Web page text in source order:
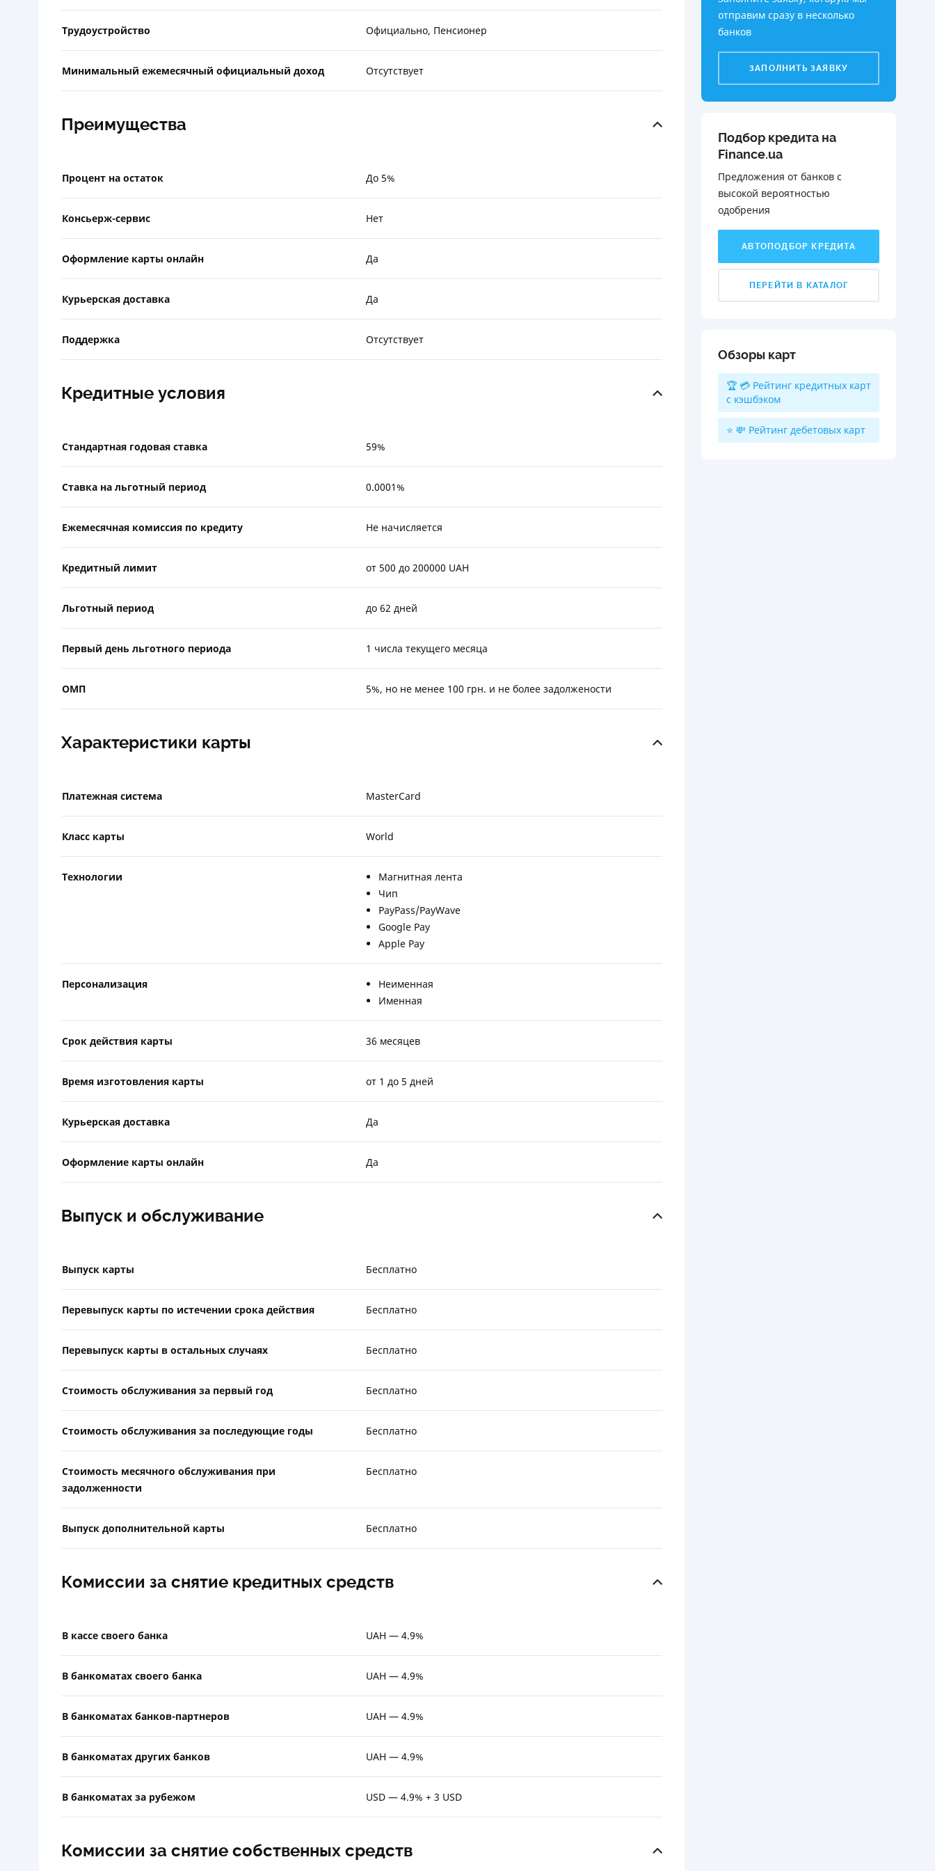
Трудоустройство Официально, Пенсионер
Минимальный ежемесячный официальный доход Отсутствует
Преимущества
Процент на остаток До 5%
Консьерж-сервис Нет
Оформление карты онлайн Да
Курьерская доставка Да
Поддержка Отсутствует
Кредитные условия
Стандартная годовая ставка 59%
Ставка на льготный период 0.0001%
Ежемесячная комиссия по кредиту Не начисляется
Кредитный лимит от 500 до 200000 UAH
Льготный период до 62 дней
Первый день льготного периода 1 числа текущего месяца
ОМП 5%, но не менее 100 грн. и не более задолжености
Характеристики карты
Платежная система MasterCard
Класс карты World
Технологии
Магнитная лента
Чип
PayPass/PayWave
Google Pay
Apple Pay
Персонализация
Неименная
Именная
Срок действия карты 36 месяцев
Время изготовления карты от 1 до 5 дней
Курьерская доставка Да
Оформление карты онлайн Да
Выпуск и обслуживание
Выпуск карты Бесплатно
Перевыпуск карты по истечении срока действия Бесплатно
Перевыпуск карты в остальных случаях Бесплатно
Стоимость обслуживания за первый год Бесплатно
Стоимость обслуживания за последующие годы Бесплатно
Стоимость месячного обслуживания при
задолженности
Бесплатно
Выпуск дополнительной карты Бесплатно
Комиссии за снятие кредитных средств
В кассе своего банка UAH — 4.9%
В банкоматах своего банка UAH — 4.9%
В банкоматах банков-партнеров UAH — 4.9%
В банкоматах других банков UAH — 4.9%
В банкоматах за рубежом USD — 4.9% + 3 USD
Комиссии за снятие собственных средств
отправим сразу в несколько
банков
ЗАПОЛНИТЬ ЗАЯВКУ
Подбор кредита на
Finance.ua
Предложения от банков с
высокой вероятностью
одобрения️
АВТОПОДБОР КРЕДИТА
ПЕРЕЙТИ В КАТАЛОГ
Обзоры карт
🏆 💳 Рейтинг кредитных карт
с кэшбэком
⭐ 💸 Рейтинг дебетовых карт